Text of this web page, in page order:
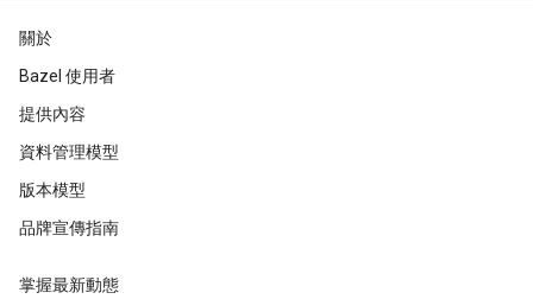
關於
Bazel 使用者
提供內容
資料管理模型
版本模型
品牌宣傳指南
掌握最新動態